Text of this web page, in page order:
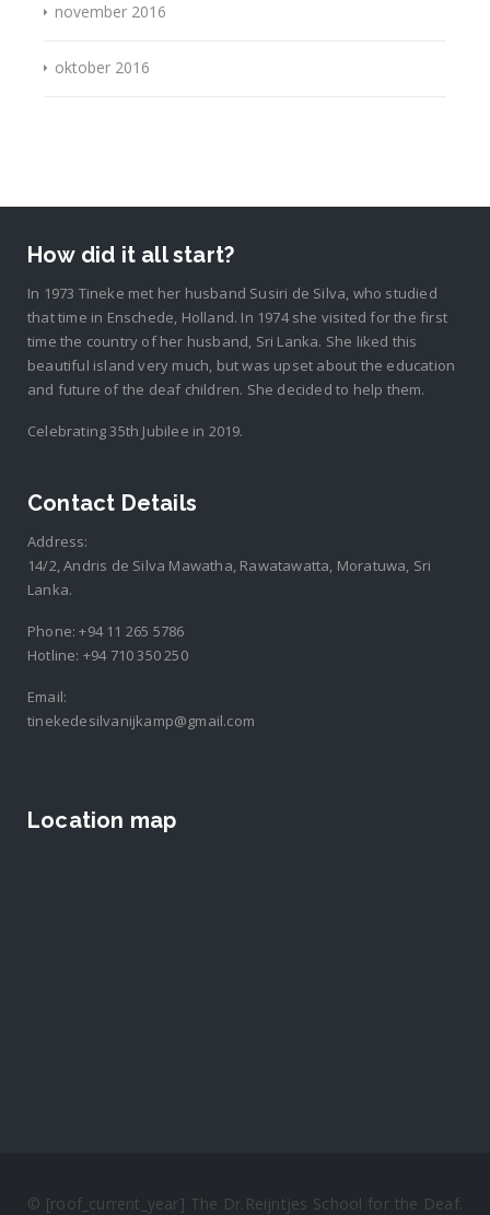
november 2016
oktober 2016
How did it all start?
In 1973 Tineke met her husband Susiri de Silva, who studied
that time in Enschede, Holland. In 1974 she visited for the first
time the country of her husband, Sri Lanka. She liked this
beautiful island very much, but was upset about the education
and future of the deaf children. She decided to help them.
Celebrating 35th Jubilee in 2019.
Contact Details
Address:
14/2, Andris de Silva Mawatha, Rawatawatta, Moratuwa, Sri
Lanka.
Phone:+94 11 265 5786
Hotline: +94 710 350 250
Email:
tinekedesilvanijkamp@gmail.com
Location map
© [roof_current_year] The Dr.Reijntjes School for the Deaf.